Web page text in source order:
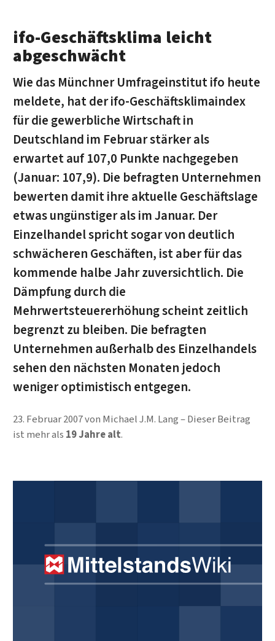
ifo-Geschäftsklima leicht
abgeschwächt
Wie das Münchner Umfrageinstitut ifo heute
meldete, hat der ifo-Geschäftsklimaindex
für die gewerbliche Wirtschaft in
Deutschland im Februar stärker als
erwartet auf 107,0 Punkte nachgegeben
(Januar: 107,9). Die befragten Unternehmen
bewerten damit ihre aktuelle Geschäftslage
etwas ungünstiger als im Januar. Der
Einzelhandel spricht sogar von deutlich
schwächeren Geschäften, ist aber für das
kommende halbe Jahr zuversichtlich. Die
Dämpfung durch die
Mehrwertsteuererhöhung scheint zeitlich
begrenzt zu bleiben. Die befragten
Unternehmen außerhalb des Einzelhandels
sehen den nächsten Monaten jedoch
weniger optimistisch entgegen.
23. Februar 2007von Michael J.M. Lang
Dieser Beitrag
ist mehr als 19 Jahre alt.